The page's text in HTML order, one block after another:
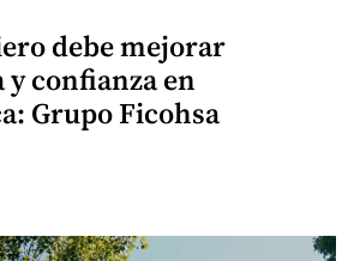
debe mejorar
confianza en
Grupo Ficohsa